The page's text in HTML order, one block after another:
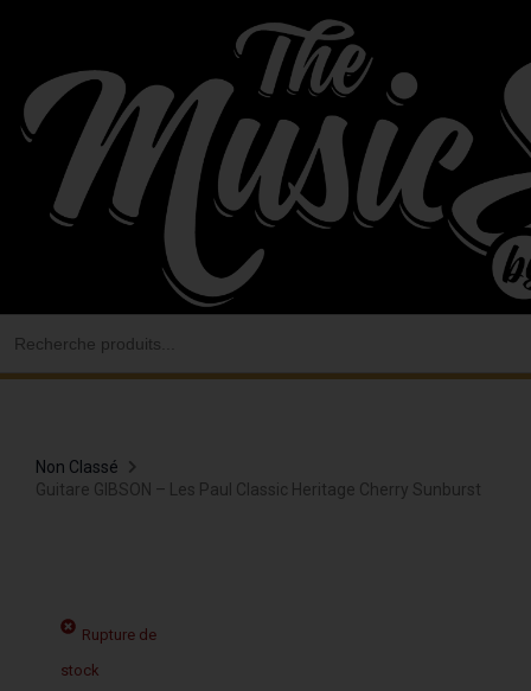
contenu
Non Classé
Guitare GIBSON – Les Paul Classic Heritage Cherry Sunburst
Rupture de
stock